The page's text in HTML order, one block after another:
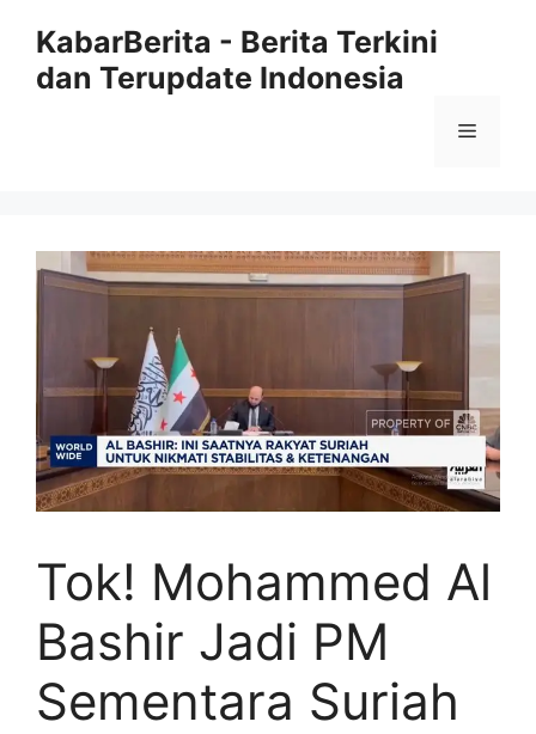
KabarBerita - Berita Terkini
dan Terupdate Indonesia
Menu
Tok! Mohammed Al
Bashir Jadi PM
Sementara Suriah